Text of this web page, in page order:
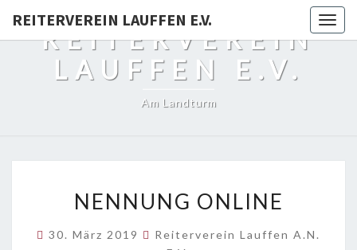
REITERVEREIN LAUFFEN E.V.
REITERVEREIN
LAUFFEN E.V.
Am Landturm
ONLINE
NENNUNG ONLINE
30. März 2019
Reiterverein Lauffen A.N.